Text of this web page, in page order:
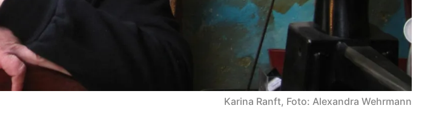
Karina Ranft, Foto: Alexandra Wehrmann